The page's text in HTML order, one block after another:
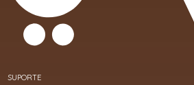
SUPORTE